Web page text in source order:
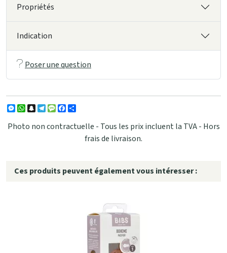
Propriétés
Indication
Poser une question
Messenger
WhatsApp
Snapchat
Telegram
MessageFacebook
Photo non contractuelle - Tous les prix incluent la TVA - Hors
frais de livraison.
Ces produits peuvent également vous intéresser :